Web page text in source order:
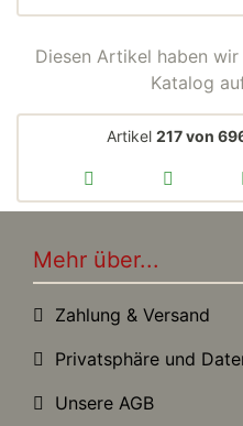
Diesen Artikel haben
Katalog
Artikel 217 von
Mehr über...
Zahlung & Versand
Privatsphäre und
Unsere AGB